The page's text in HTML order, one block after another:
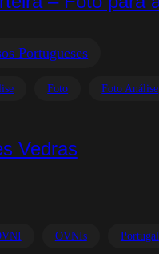
Portugueses
Foto Foto Análise
Vedras
OVNIs Portugal